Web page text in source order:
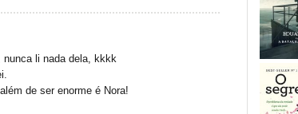
nunca li nada dela, kkkk
de ser enorme é Nora!